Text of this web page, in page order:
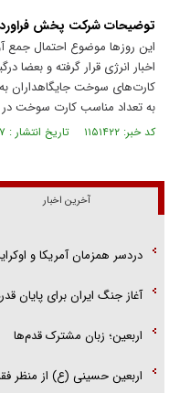
توضیحات شرکت پخش
این روز‌ها موضوع احتمال
اخبار انرژی قرار گرفته و بعضا
کارت‌های سوخت جایگاهداران
به تعداد مناسب کارت سوخت در
کد خبر: ۱۱۵۱۴۲۲ تاریخ انتشار : ۱۴۰۲/۰۱/۲۷
آخرین اخبار
دردسر همزمان آمریکا و
آغاز جنگ ایران برای پایان
اربعین؛ زبان مشترک قدم‌ها
اربعین حسینی (ع) از منظر